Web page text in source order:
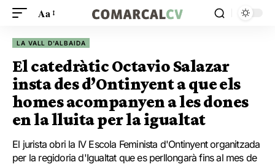
Aa
LA VALL D'ALBAIDA
El catedràtic Octavio Salazar
insta des d’Ontinyent a que els
homes acompanyen a les dones
en la lluita per la igualtat
El jurista obri la IV Escola Feminista d'Ontinyent organitzada
per la regidoria d'Igualtat que es perllongarà fins al mes de